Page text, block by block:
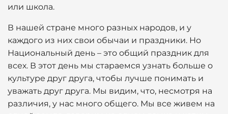
или школа.
В нашей стране много разных народов, и у
каждого из них свои обычаи и праздники. Но
Национальный день – это общий праздник для
всех. В этот день мы стараемся узнать больше о
культуре друг друга, чтобы лучше понимать и
уважать друг друга. Мы видим, что, несмотря на
различия, у нас много общего. Мы все живем на